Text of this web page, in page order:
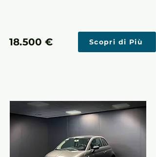
Scopri di Più
18.500 €